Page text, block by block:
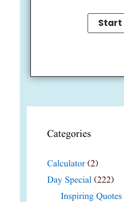
Categories
Calculator (2)
Day Special (222)
Inspiring Quotes